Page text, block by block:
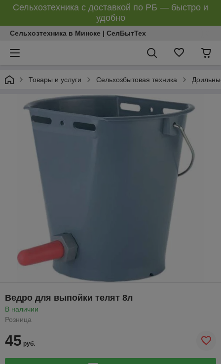
Сельхозтехника с доставкой по РБ — быстро и
удобно
Сельхозтехника в Минске | СелБытТех
Товары и услуги Сельхозбытовая техника
Ведро для выпойки телят 8л
В наличии
Розница
45 руб.